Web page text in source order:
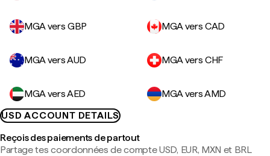
MGA vers GBP MGA vers CAD
MGA vers AUD MGA vers CHF
MGA vers AED
MGA vers AMD
USD ACCOUNT DETAILS
Reçois des paiements de partout
Partage tes coordonnées de compte USD, EUR, MXN et BRL